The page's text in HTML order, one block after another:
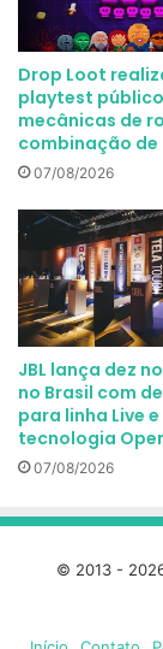
Drop Loot
playtest
mecânicas de
combinação de
07/08/2026
JBL lança dez
no Brasil com
para linha Live e
tecnologia
07/08/2026
© 2013 -